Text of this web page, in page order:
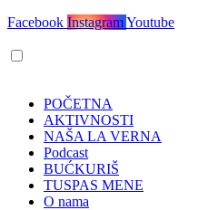
Facebook InstagramYoutube
POČETNA
AKTIVNOSTI
NAŠA LA VERNA
Podcast
BUĆKURIŠ
TUSPAS MENE
O nama